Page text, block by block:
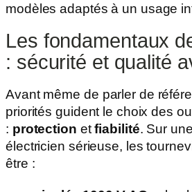
modèles adaptés à un usage
Les fondamentaux
: sécurité et qualité
Avant même de parler de
priorités guident le choix des
: protection etfiabilité. Sur
électricien sérieuse, les
être :